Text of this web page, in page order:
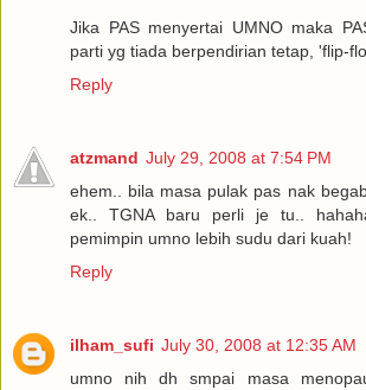
Jika PAS menyertai UMNO maka
parti yg tiada berpendirian tetap, 'flip-
Reply
atzmand July 29, 2008 at 7:54 PM
ehem.. bila masa pulak pas nak
ek.. TGNA baru perli je tu..
pemimpin umno lebih sudu dari kuah!
Reply
ilham_sufi July 30, 2008 at 12:35 AM
umno nih dh smpai masa